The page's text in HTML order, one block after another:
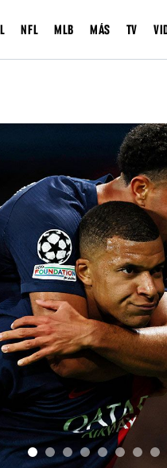
NFL MLB MÁS TV